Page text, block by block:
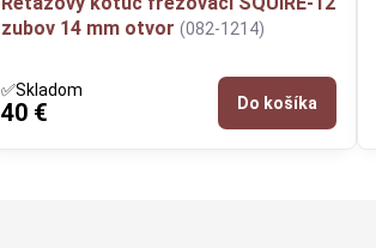
zubov 14 mm otvor (082-1214)
✅Skladom
40 € Do košíka